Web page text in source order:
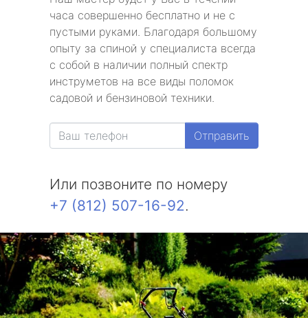
часа совершенно бесплатно и не с
пустыми руками. Благодаря большому
опыту за спиной у специалиста всегда
с собой в наличии полный спектр
инструметов на все виды поломок
садовой и бензиновой техники.
Отправить
Или позвоните по номеру
+7 (812) 507-16-92.